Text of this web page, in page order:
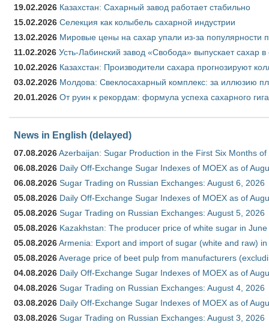
19.02.2026 Казахстан: Сахарный завод работает стабильно
15.02.2026 Селекция как колыбель сахарной индустрии
13.02.2026 Мировые цены на сахар упали из-за популярности
11.02.2026 Усть-Лабинский завод «Свобода» выпускает сахар в
10.02.2026 Казахстан: Производители сахара прогнозируют
03.02.2026 Молдова: Свеклосахарный комплекс: за иллюзию
20.01.2026 От руин к рекордам: формула успеха сахарного
News in English (delayed)
07.08.2026Azerbaijan: Sugar Production in the First Six Months of
06.08.2026 Daily Off-Exchange Sugar Indexes of MOEX as of
06.08.2026 Sugar Trading on Russian Exchanges: August 6, 2026
05.08.2026 Daily Off-Exchange Sugar Indexes of MOEX as of
05.08.2026 Sugar Trading on Russian Exchanges: August 5, 2026
05.08.2026 Kazakhstan: The producer price of white sugar in
05.08.2026Armenia: Export and import of sugar (white and raw)
05.08.2026Average price of beet pulp from manufacturers
04.08.2026 Daily Off-Exchange Sugar Indexes of MOEX as of
04.08.2026 Sugar Trading on Russian Exchanges: August 4, 2026
03.08.2026 Daily Off-Exchange Sugar Indexes of MOEX as of
03.08.2026 Sugar Trading on Russian Exchanges: August 3, 2026